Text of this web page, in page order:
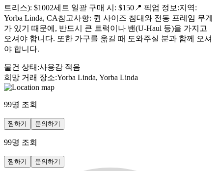
트리스): $100 ​2세트 일괄 구매 시: $150 ​📍 픽업 정보: ​지역:
Yorba Linda, CA ​참고사항: 퀸 사이즈 침대와 전동 프레임 무게
가 있기 때문에, 반드시 큰 트럭이나 밴(U-Haul 등)을 가지고
오셔야 합니다. 또한 가구를 옮길 때 도와주실 분과 함께 오셔
야 합니다.
물건 상태 :사용감 적음
희망 거래 장소:Yorba Linda, Yorba Linda
99명 조회
찜하기 문의하기
99명 조회
찜하기 문의하기